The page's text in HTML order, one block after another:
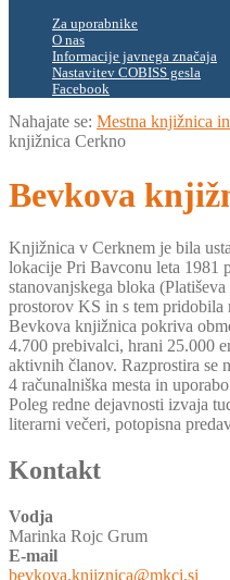
Za uporabnike
O nas
Informacije javnega značaja
Nastavitev COBISS gesla
Facebook
Nahajate se: Mestna knjižnica
knjižnica Cerkno
Bevkova
Knjižnica v Cerknem je bila
lokacije Pri Bavconu leta 1981
stanovanjskega bloka
prostorov KS in s tem
Bevkova knjižnica pokriva
4.700 prebivalci, hrani 25.000
aktivnih članov. Razprostira se
4 računalniška mesta in
Poleg redne dejavnosti izvaja
literarni večeri, potopisna
Kontakt
Vodja
Marinka Rojc Grum
E-mail
bevkova.knjiznica@mkci.si